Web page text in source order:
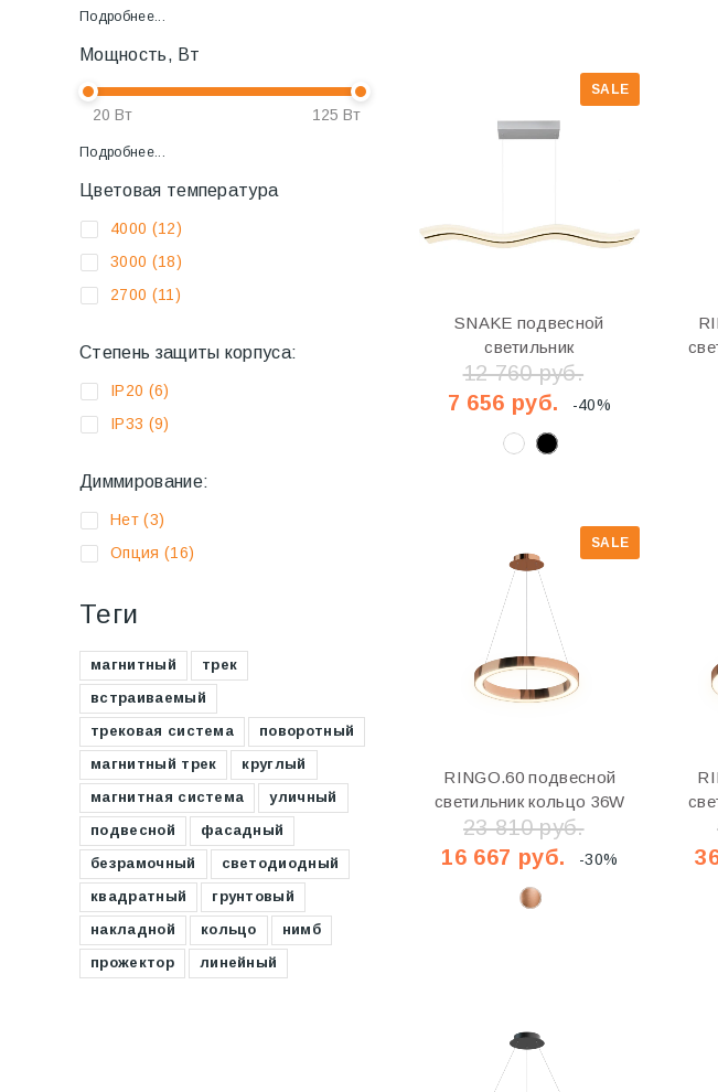
SALE
SNAKE подвесной
светильник
12 760 руб.
7 656 руб.
-40%
SALE
RINGO.60 подвесной
светильник кольцо 36W
23 810 руб.
16 667 руб.
-30%
Подробнее...
Мощность, Вт
Подробнее...
Цветовая температура
4000 (12)
3000 (18)
2700 (11)
Степень защиты корпуса:
IP20 (6)
IP33 (9)
Диммирование:
Нет (3)
Опция (16)
Теги
магнитный
трек
встраиваемый
трековая система
поворотный
магнитный трек
круглый
магнитная система
уличный
подвесной
фасадный
безрамочный
светодиодный
квадратный
грунтовый
накладной
кольцо
нимб
прожектор
линейный